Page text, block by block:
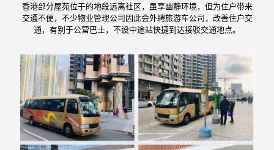
香港部分屋苑位于的地段远离社区，虽享幽静环境，但为住户带来
交通不便，不少物业管理公司因此会外聘旅游车公司，改善住户交
通，有别于公营巴士，不设中途站快捷到达接驳交通地点。